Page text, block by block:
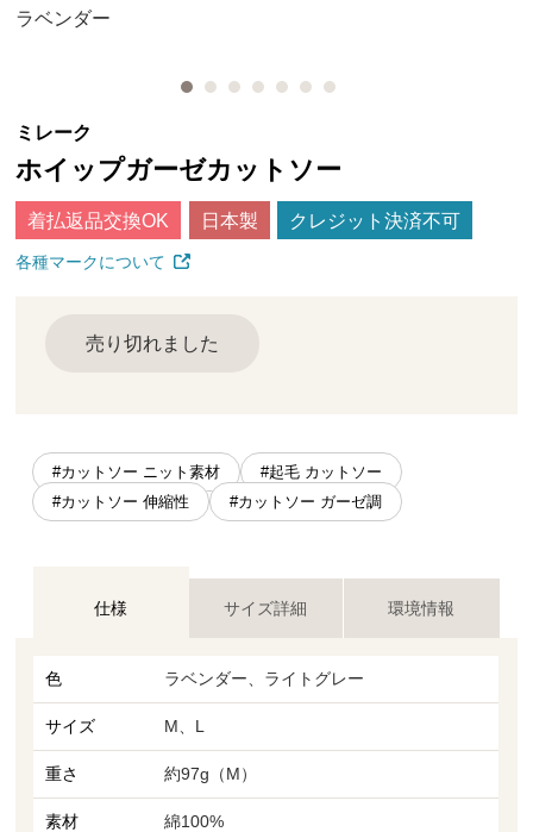
ラベンダー
ミレーク
ホイップガーゼカットソー
着払返品交換OK 日本製 クレジット決済不可
各種マークについて
売り切れました
#カットソー ニット素材
#起毛 カットソー
#カットソー 伸縮性
#カットソー ガーゼ調
仕様 サイズ詳細 環境情報
色 ラベンダー、ライトグレー
サイズ M、L
重さ 約97g（M）
素材 綿100%